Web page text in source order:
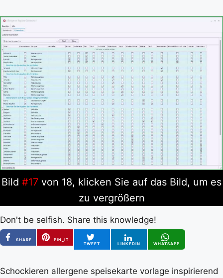
Bild #17 von 18, klicken Sie auf das Bild, um es
zu vergrößern
Don't be selfish. Share this knowledge!
SHARE
PIN_IT
TWEET
LINKEDIN WHATSAPP
Schockieren allergene speisekarte vorlage inspirierend